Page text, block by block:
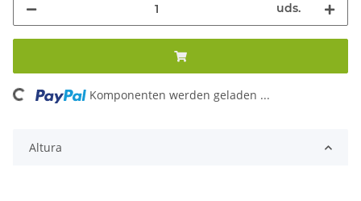
uds.
Loading... Komponenten werden geladen ...
Altura